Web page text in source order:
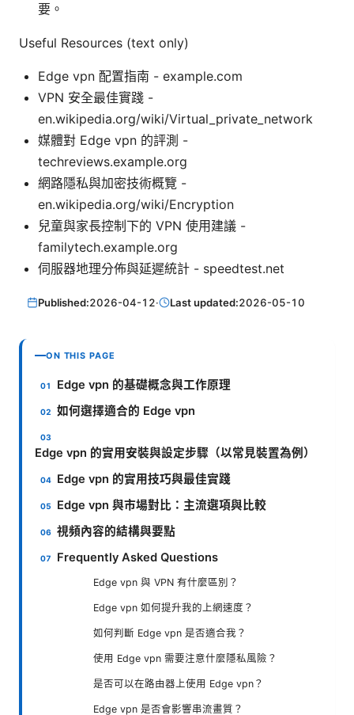
要。
Useful Resources (text only)
Edge vpn 配置指南 - example.com
VPN 安全最佳實踐 -
en.wikipedia.org/wiki/Virtual_private_network
媒體對 Edge vpn 的評測 -
techreviews.example.org
網路隱私與加密技術概覽 -
en.wikipedia.org/wiki/Encryption
兒童與家長控制下的 VPN 使用建議 -
familytech.example.org
伺服器地理分佈與延遲統計 - speedtest.net
Published:2026-04-12· Last updated:2026-05-10
ON THIS PAGE
Edge vpn 的基礎概念與工作原理
如何選擇適合的 Edge vpn
Edge vpn 的實用安裝與設定步驟（以常見裝置為例）
Edge vpn 的實用技巧與最佳實踐
Edge vpn 與市場對比：主流選項與比較
視頻內容的結構與要點
Frequently Asked Questions
Edge vpn 與 VPN 有什麼區別？
Edge vpn 如何提升我的上網速度？
如何判斷 Edge vpn 是否適合我？
使用 Edge vpn 需要注意什麼隱私風險？
是否可以在路由器上使用 Edge vpn？
Edge vpn 是否會影響串流畫質？